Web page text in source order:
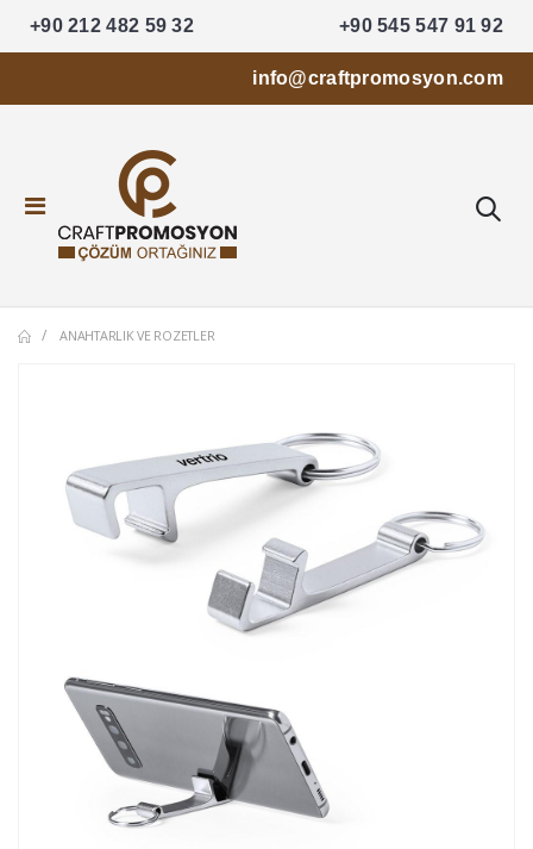
+90 212 482 59 32 +90 545 547 91 92
info@craftpromosyon.com
ANAHTARLIK VE ROZETLER